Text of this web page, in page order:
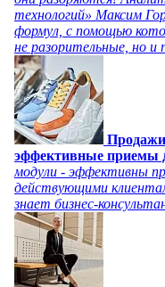
технологий» Максим
формул, с помощью
не разорительные, но и
Продажи
эффективные приемы
модули - эффективны
действующими
знает бизнес-